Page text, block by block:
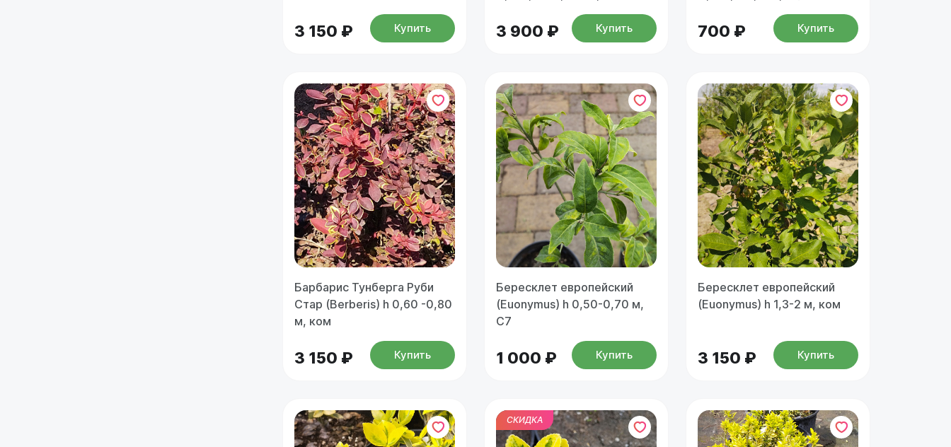
3 150 ₽ Купить 3 900 ₽ Купить 700 ₽ Купить
Барбарис Тунберга Руби
Стар (Berberis) h 0,60 -0,80
м, ком
3 150 ₽ Купить
Бересклет европейский
(Euonymus) h 0,50-0,70 м,
С7
1 000 ₽ Купить
Бересклет европейский
(Euonymus) h 1,3-2 м, ком
3 150 ₽ Купить
СКИДКА